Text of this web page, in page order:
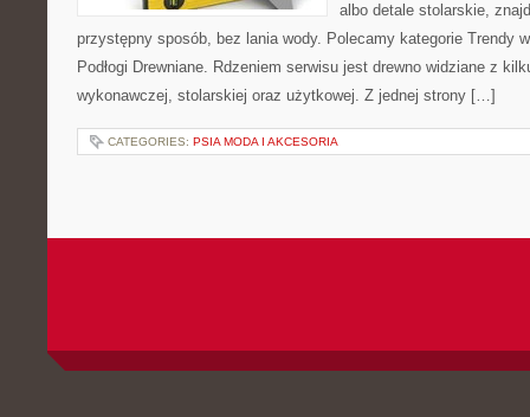
albo detale stolarskie,
przystępny sposób, bez lania wody. Polecamy kategorie Trendy
Podłogi Drewniane. Rdzeniem serwisu jest drewno widziane z
wykonawczej, stolarskiej oraz użytkowej. Z jednej strony […]
CATEGORIES: PSIA MODA I AKCESORIA